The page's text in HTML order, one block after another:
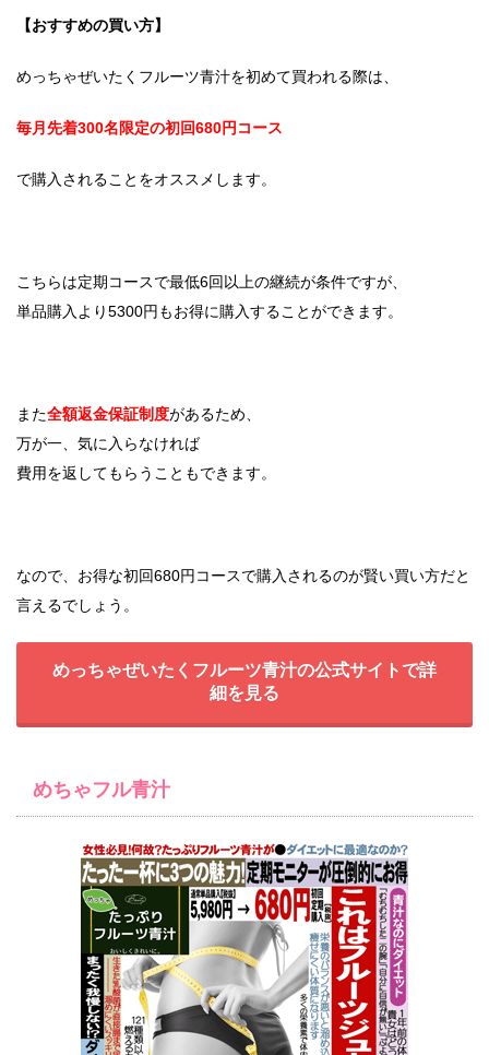
【おすすめの買い方】
めっちゃぜいたくフルーツ青汁を初めて買われる際は、
毎月先着300名限定の初回680円コース
で購入されることをオススメします。
こちらは定期コースで最低6回以上の継続が条件ですが、
単品購入より5300円もお得に購入することができます。
また全額返金保証制度があるため、
万が一、気に入らなければ
費用を返してもらうこともできます。
なので、お得な初回680円コースで購入されるのが賢い買い方だと
言えるでしょう。
めっちゃぜいたくフルーツ青汁の公式サイトで詳
細を見る
めちゃフル青汁